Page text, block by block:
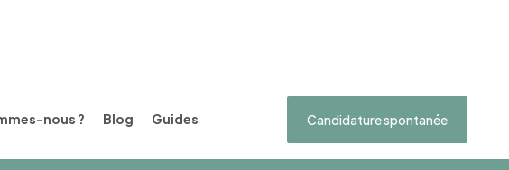
nous ? Blog Guides Candidature spontanée